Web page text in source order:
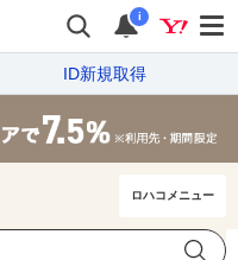
i
ID新規取得
ロハコメニュー